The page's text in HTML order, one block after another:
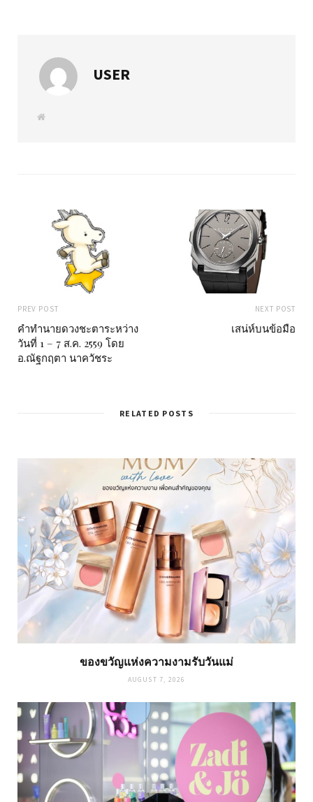
USER
W
PREV POST
คำทำนายดวงชะตาระหว่าง
วันที่ 1 – 7 ส.ค. 2559 โดย
อ.ณัฐกฤตา นาควัชระ
NEXT POST
เสน่ห์บนข้อมือ
RELATED POSTS
ของขวัญแห่งความงามรับวันแม่
AUGUST 7, 2026